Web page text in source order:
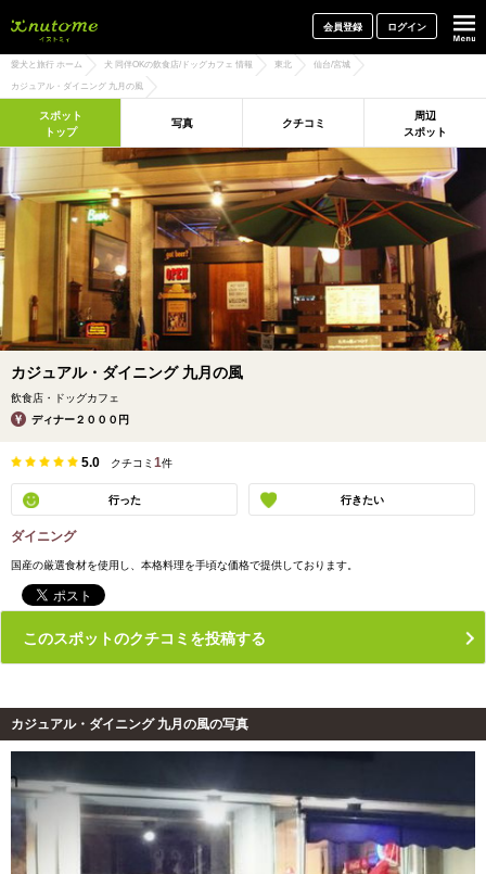
会員登録 ログイン
愛犬と旅行 ホーム 犬 同伴OKの飲食店/ドッグカフェ 情報 東北 仙台/宮城
カジュアル・ダイニング 九月の風
スポット
トップ
写真 クチコミ
周辺
スポット
カジュアル・ダイニング 九月の風
飲食店・ドッグカフェ
ディナー２０００円
5.0 クチコミ 1件
行った 行きたい
ダイニング
国産の厳選食材を使用し、本格料理を手頃な価格で提供しております。
このスポットのクチコミを投稿する
カジュアル・ダイニング 九月の風の写真